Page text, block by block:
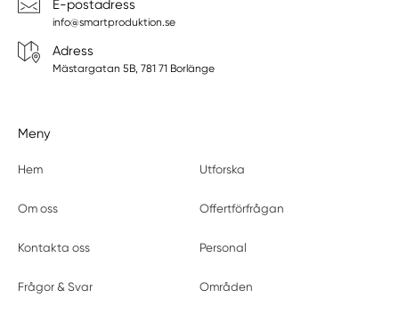
E-postadress
info@smartproduktion.se
Adress
Mästargatan 5B, 781 71 Borlänge
Meny
Hem Utforska
Om oss Offertförfrågan
Kontakta oss Personal
Frågor & Svar Områden